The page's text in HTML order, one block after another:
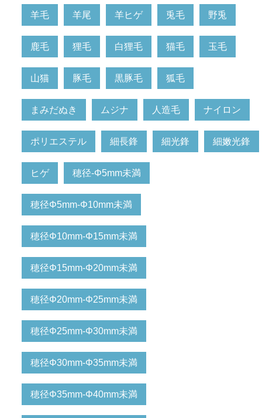
羊毛 羊尾 羊ヒゲ 兎毛 野兎
鹿毛 狸毛 白狸毛 猫毛 玉毛
山猫 豚毛 黒豚毛 狐毛
まみだぬき ムジナ 人造毛 ナイロン
ポリエステル 細長鋒 細光鋒 細嫩光鋒
ヒゲ 穂径-Φ5mm未満
穂径Φ5mm-Φ10mm未満
穂径Φ10mm-Φ15mm未満
穂径Φ15mm-Φ20mm未満
穂径Φ20mm-Φ25mm未満
穂径Φ25mm-Φ30mm未満
穂径Φ30mm-Φ35mm未満
穂径Φ35mm-Φ40mm未満